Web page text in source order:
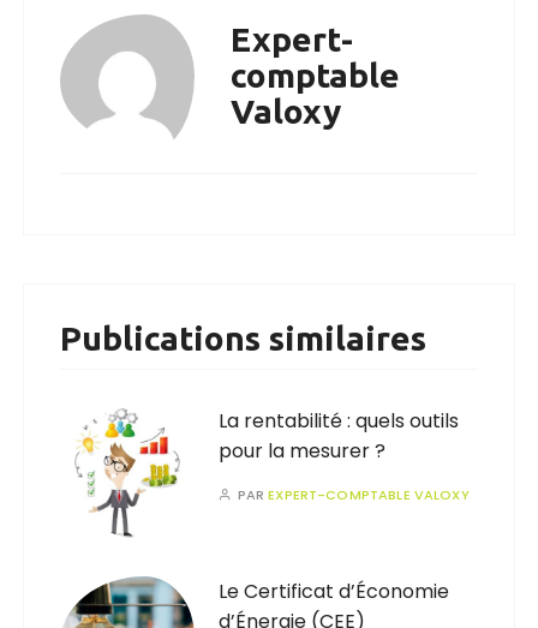
Expert-
comptable
Valoxy
Publications similaires
La rentabilité : quels outils
pour la mesurer ?
PAREXPERT-COMPTABLE VALOXY
Le Certificat d’Économie
d’Énergie (CEE)